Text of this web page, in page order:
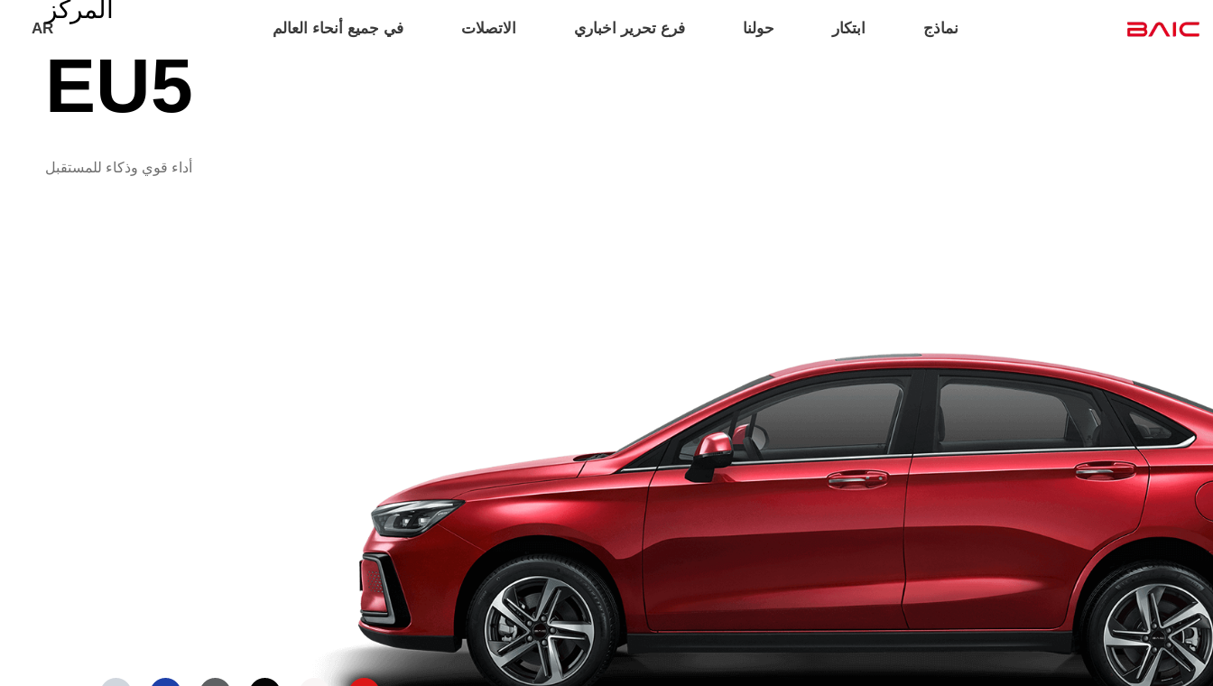
نماذج ابتكار حولنا فرع تحرير اخباري الاتصلات في جميع أنحاء العالم AR
المركز
EU5
أداء قوي وذكاء للمستقبل